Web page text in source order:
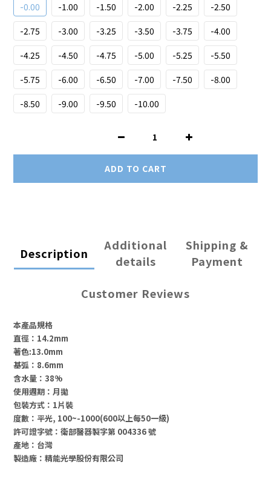
-0.00 -1.00 -1.50 -2.00 -2.25
-2.50
-2.75
-3.00 -3.25 -3.50 -3.75
-4.00
-4.25
-4.50 -4.75 -5.00 -5.25
-5.50
-5.75
-6.00 -6.50 -7.00 -7.50
-8.00
-8.50
-9.00 -9.50 -10.00
ADD TO CART
Description
Additional
details
Shipping &
Payment
Customer Reviews
本產品規格
直徑：14.2mm
著色:13.0mm
基弧：8.6mm
含水量：38%
使用週期：月拋
包裝方式：1片裝
度數： 平光, 100~-1000(600以上每50一級)
許可證字號： 衛部醫器製字第 004336 號
產地：台灣
製造廠：精能光學股份有限公司